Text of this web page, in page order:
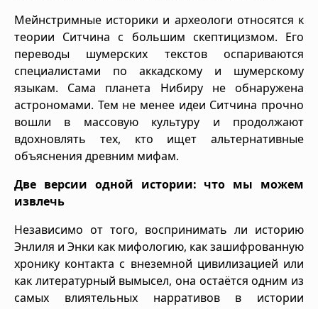
Мейнстримные историки и археологи относятся к
теории Ситчина с большим скептицизмом. Его
переводы шумерских текстов оспариваются
специалистами по аккадскому и шумерскому
языкам. Сама планета Нибиру не обнаружена
астрономами. Тем не менее идеи Ситчина прочно
вошли в массовую культуру и продолжают
вдохновлять тех, кто ищет альтернативные
объяснения древним мифам.
Две версии одной истории: что мы можем
извлечь
Независимо от того, воспринимать ли историю
Энлиля и Энки как мифологию, как зашифрованную
хронику контакта с внеземной цивилизацией или
как литературный вымысел, она остаётся одним из
самых влиятельных нарративов в истории